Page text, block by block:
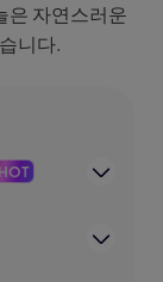
은 자연스러운
니다.
HOT